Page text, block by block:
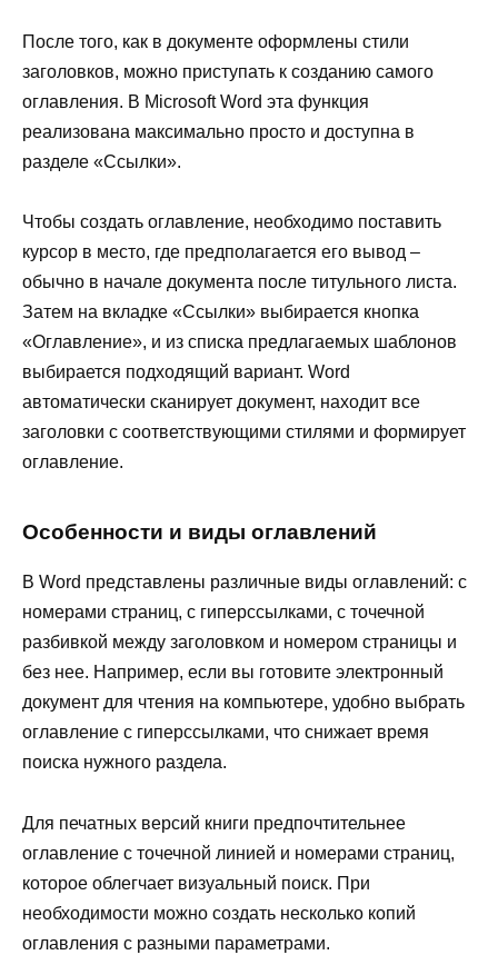
После того, как в документе оформлены стили
заголовков, можно приступать к созданию самого
оглавления. В Microsoft Word эта функция
реализована максимально просто и доступна в
разделе «Ссылки».
Чтобы создать оглавление, необходимо поставить
курсор в место, где предполагается его вывод –
обычно в начале документа после титульного листа.
Затем на вкладке «Ссылки» выбирается кнопка
«Оглавление», и из списка предлагаемых шаблонов
выбирается подходящий вариант. Word
автоматически сканирует документ, находит все
заголовки с соответствующими стилями и формирует
оглавление.
Особенности и виды оглавлений
В Word представлены различные виды оглавлений: с
номерами страниц, с гиперссылками, с точечной
разбивкой между заголовком и номером страницы и
без нее. Например, если вы готовите электронный
документ для чтения на компьютере, удобно выбрать
оглавление с гиперссылками, что снижает время
поиска нужного раздела.
Для печатных версий книги предпочтительнее
оглавление с точечной линией и номерами страниц,
которое облегчает визуальный поиск. При
необходимости можно создать несколько копий
оглавления с разными параметрами.